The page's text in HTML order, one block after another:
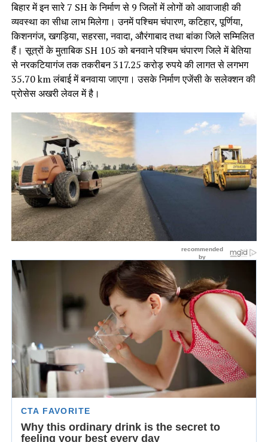
बिहार में इन सारे 7 SH के निर्माण से 9 जिलों में लोगों को आवाजाही की
व्यवस्था का सीधा लाभ मिलेगा। उनमें पश्चिम चंपारण, कटिहार, पूर्णिया,
किशनगंज, खगड़िया, सहरसा, नवादा, औरंगाबाद तथा बांका जिले सम्मिलित
हैं। सूत्रों के मुताबिक SH 105 को बनवाने पश्चिम चंपारण जिले में बेतिया
से नरकटियागंज तक तकरीबन 317.25 करोड़ रुपये की लागत से लगभग
35.70 km लंबाई में बनवाया जाएगा। उसके निर्माण एजेंसी के सलेक्शन की
प्रोसेस अखरी लेवल में है।